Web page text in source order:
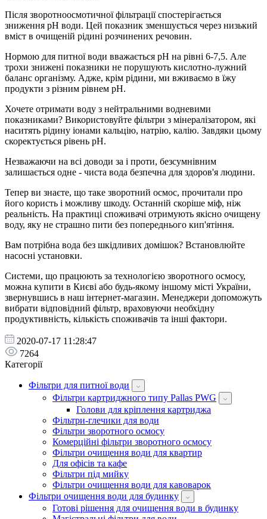
Після зворотноосмотичної фільтрації спостерігається
зниження pH води. Цей показник зменшується через низький
вміст в очищеній рідині розчинених речовин.
Нормою для питної води вважається pH на рівні 6-7,5. Але
трохи знижені показники не порушують кислотно-лужний
баланс організму. Адже, крім рідини, ми вживаємо в їжу
продукти з різним рівнем pH.
Хочете отримати воду з нейтральними водневими
показниками? Використовуйте фільтри з мінералізатором, які
наситять рідину іонами кальцію, натрію, калію. Завдяки цьому
скоректується рівень pH.
Незважаючи на всі доводи за і проти, безсумнівним
залишається одне - чиста вода безпечна для здоров'я людини.
Тепер ви знаєте, що таке зворотний осмос, прочитали про
його користь і можливу шкоду. Останній скоріше міф, ніж
реальність. На практиці споживачі отримують якісно очищену
воду, яку не страшно пити без попереднього кип'ятіння.
Вам потрібна вода без шкідливих домішок? Встановлюйте
насосні установки.
Системи, що працюють за технологією зворотного осмосу,
можна купити в Києві або будь-якому іншому місті України,
звернувшись в наш інтернет-магазин. Менеджери допоможуть
вибрати відповідний фільтр, враховуючи необхідну
продуктивність, кількість споживачів та інші фактори.
2020-07-17 11:28:47
7264
Категорії
Фільтри для питної води
Фільтри картриджного типу Pallas PWG
Голови для кріплення картриджа
Фільтри-глечики для води
Фільтри зворотного осмосу
Комерційні фільтри зворотного осмосу
Фільтри очищення води для квартир
Для офісів та кафе
Фільтри під мийку
Фільтри очищення води для кавоварок
Фільтри очищення води для будинку
Готові рішення для очищення води в будинку